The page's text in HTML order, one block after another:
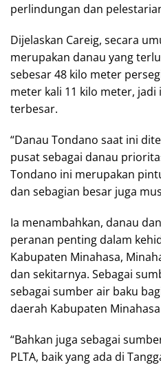
perlindungan dan
Dijelaskan Careig, secara
merupakan danau yang
sebesar 48 kilo meter
meter kali 11 kilo meter,
terbesar.
“Danau Tondano saat ini
pusat sebagai danau
Tondano ini merupakan
dan sebagian besar juga
Ia menambahkan, danau
peranan penting dalam
Kabupaten Minahasa,
dan sekitarnya. Sebagai
sebagai sumber air baku
daerah Kabupaten
“Bahkan juga sebagai
PLTA, baik yang ada di